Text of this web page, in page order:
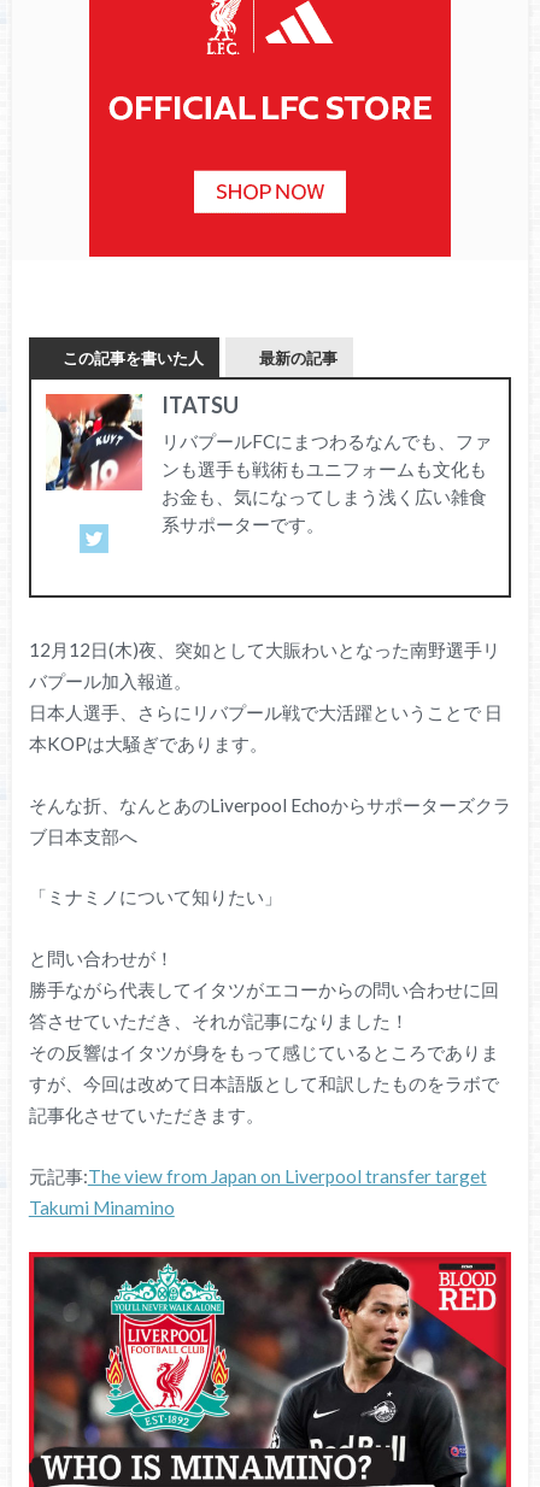
この記事を書いた人 最新の記事
ITATSU
リバプールFCにまつわるなんでも、ファ
ンも選手も戦術もユニフォームも文化も
お金も、気になってしまう浅く広い雑食
系サポーターです。
12月12日(木)夜、突如として大賑わいとなった南野選手リ
バプール加入報道。
日本人選手、さらにリバプール戦で大活躍ということで 日
本KOPは大騒ぎであります。
そんな折、なんとあのLiverpool Echoからサポーターズクラ
ブ日本支部へ
「ミナミノについて知りたい」
と問い合わせが！
勝手ながら代表してイタツがエコーからの問い合わせに回
答させていただき、それが記事になりました！
その反響はイタツが身をもって感じているところでありま
すが、今回は改めて日本語版として和訳したものをラボで
記事化させていただきます。
元記事:The view from Japan on Liverpool transfer target
Takumi Minamino